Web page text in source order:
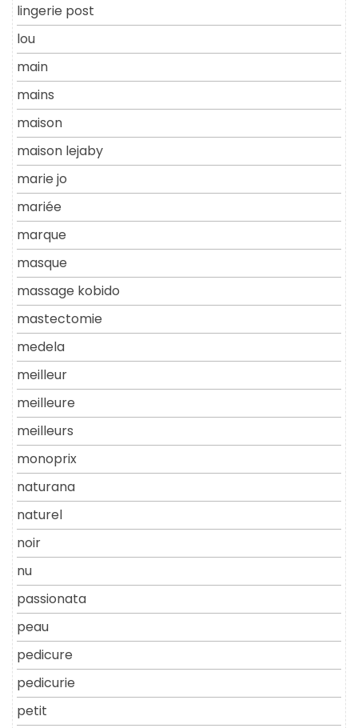
lingerie post
lou
main
mains
maison
maison lejaby
marie jo
mariée
marque
masque
massage kobido
mastectomie
medela
meilleur
meilleure
meilleurs
monoprix
naturana
naturel
noir
nu
passionata
peau
pedicure
pedicurie
petit